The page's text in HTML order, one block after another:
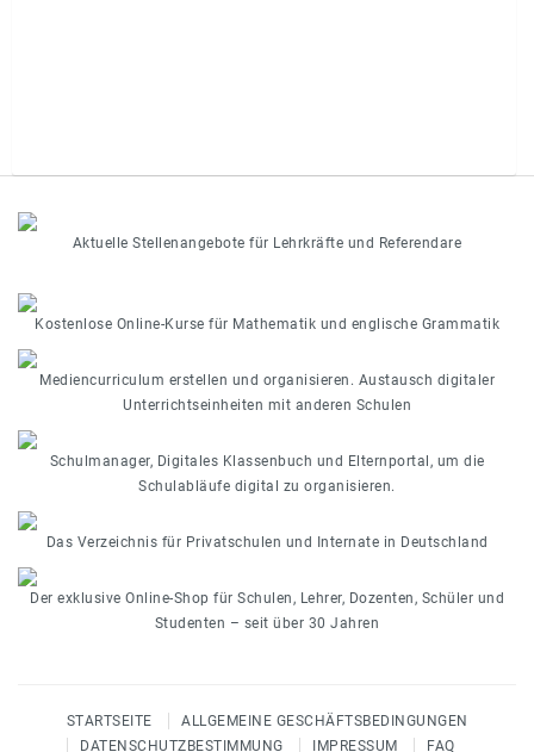
Aktuelle Stellenangebote für Lehrkräfte und Referendare
Kostenlose Online-Kurse für Mathematik und englische Grammatik
Mediencurriculum erstellen und organisieren. Austausch digitaler
Unterrichtseinheiten mit anderen Schulen
Schulmanager, Digitales Klassenbuch und Elternportal, um die
Schulabläufe digital zu organisieren.
Das Verzeichnis für Privatschulen und Internate in Deutschland
Der exklusive Online-Shop für Schulen, Lehrer, Dozenten, Schüler und
Studenten – seit über 30 Jahren
STARTSEITE
ALLGEMEINE GESCHÄFTSBEDINGUNGEN
DATENSCHUTZBESTIMMUNG
IMPRESSUM FAQ